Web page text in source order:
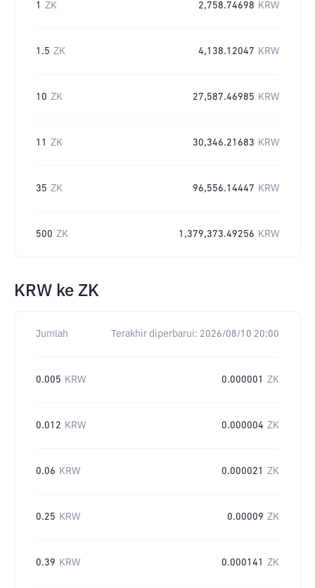
1 ZK 2,758.74698 KRW
1.5 ZK 4,138.12047 KRW
10 ZK 27,587.46985 KRW
11 ZK 30,346.21683 KRW
35 ZK 96,556.14447 KRW
500 ZK 1,379,373.49256 KRW
KRW ke ZK
Jumlah Terakhir diperbarui: 2026/08/10 20:00
0.005 KRW 0.000001 ZK
0.012 KRW 0.000004 ZK
0.06 KRW 0.000021 ZK
0.25 KRW 0.00009 ZK
0.39 KRW 0.000141 ZK